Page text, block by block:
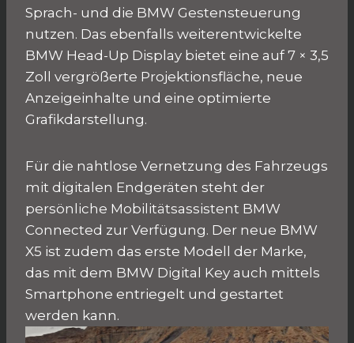
Sprach- und die BMW Gestensteuerung
nutzen. Das ebenfalls weiterentwickelte
BMW Head-Up Display bietet eine auf 7 × 3,5
Zoll vergrößerte Projektionsfläche, neue
Anzeigeinhalte und eine optimierte
Grafikdarstellung.
Für die nahtlose Vernetzung des Fahrzeugs
mit digitalen Endgeräten steht der
persönliche Mobilitätsassistent BMW
Connected zur Verfügung. Der neue BMW
X5 ist zudem das erste Modell der Marke,
das mit dem BMW Digital Key auch mittels
Smartphone entriegelt und gestartet
werden kann.